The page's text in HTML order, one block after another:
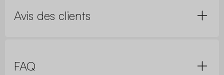
Avis des clients
FAQ